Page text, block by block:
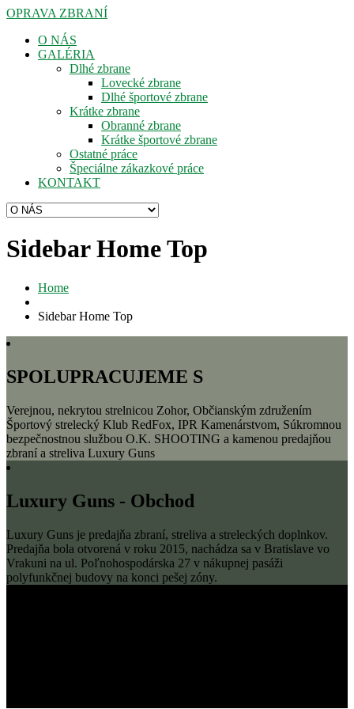
OPRAVA ZBRANÍ
O NÁS
GALÉRIA
Dlhé zbrane
Lovecké zbrane
Dlhé športové zbrane
Krátke zbrane
Obranné zbrane
Krátke športové zbrane
Ostatné práce
Špeciálne zákazkové práce
KONTAKT
Sidebar Home Top
Home
Sidebar Home Top
SPOLUPRACUJEME S
Verejnou, nekrytou strelnicou Zohor, Občianským združením
Športový strelecký Klub RedFox, IPR Kamenárstvom, Súkromnou
bezpečnostnou službou O.K. SHOOTING a kamenou predajňou
zbraní a streliva Luxury Guns
Luxury Guns - Obchod
Luxury Guns je predajňa zbraní, streliva a streleckých doplnkov.
Predajňa bola otvorená v roku 2015, nachádza sa v Bratislave vo
Vrakuni na ul. Poľnohospodárska 27 v nákupnej pasáži
polyfunkčnej budovy na konci pešej zóny.